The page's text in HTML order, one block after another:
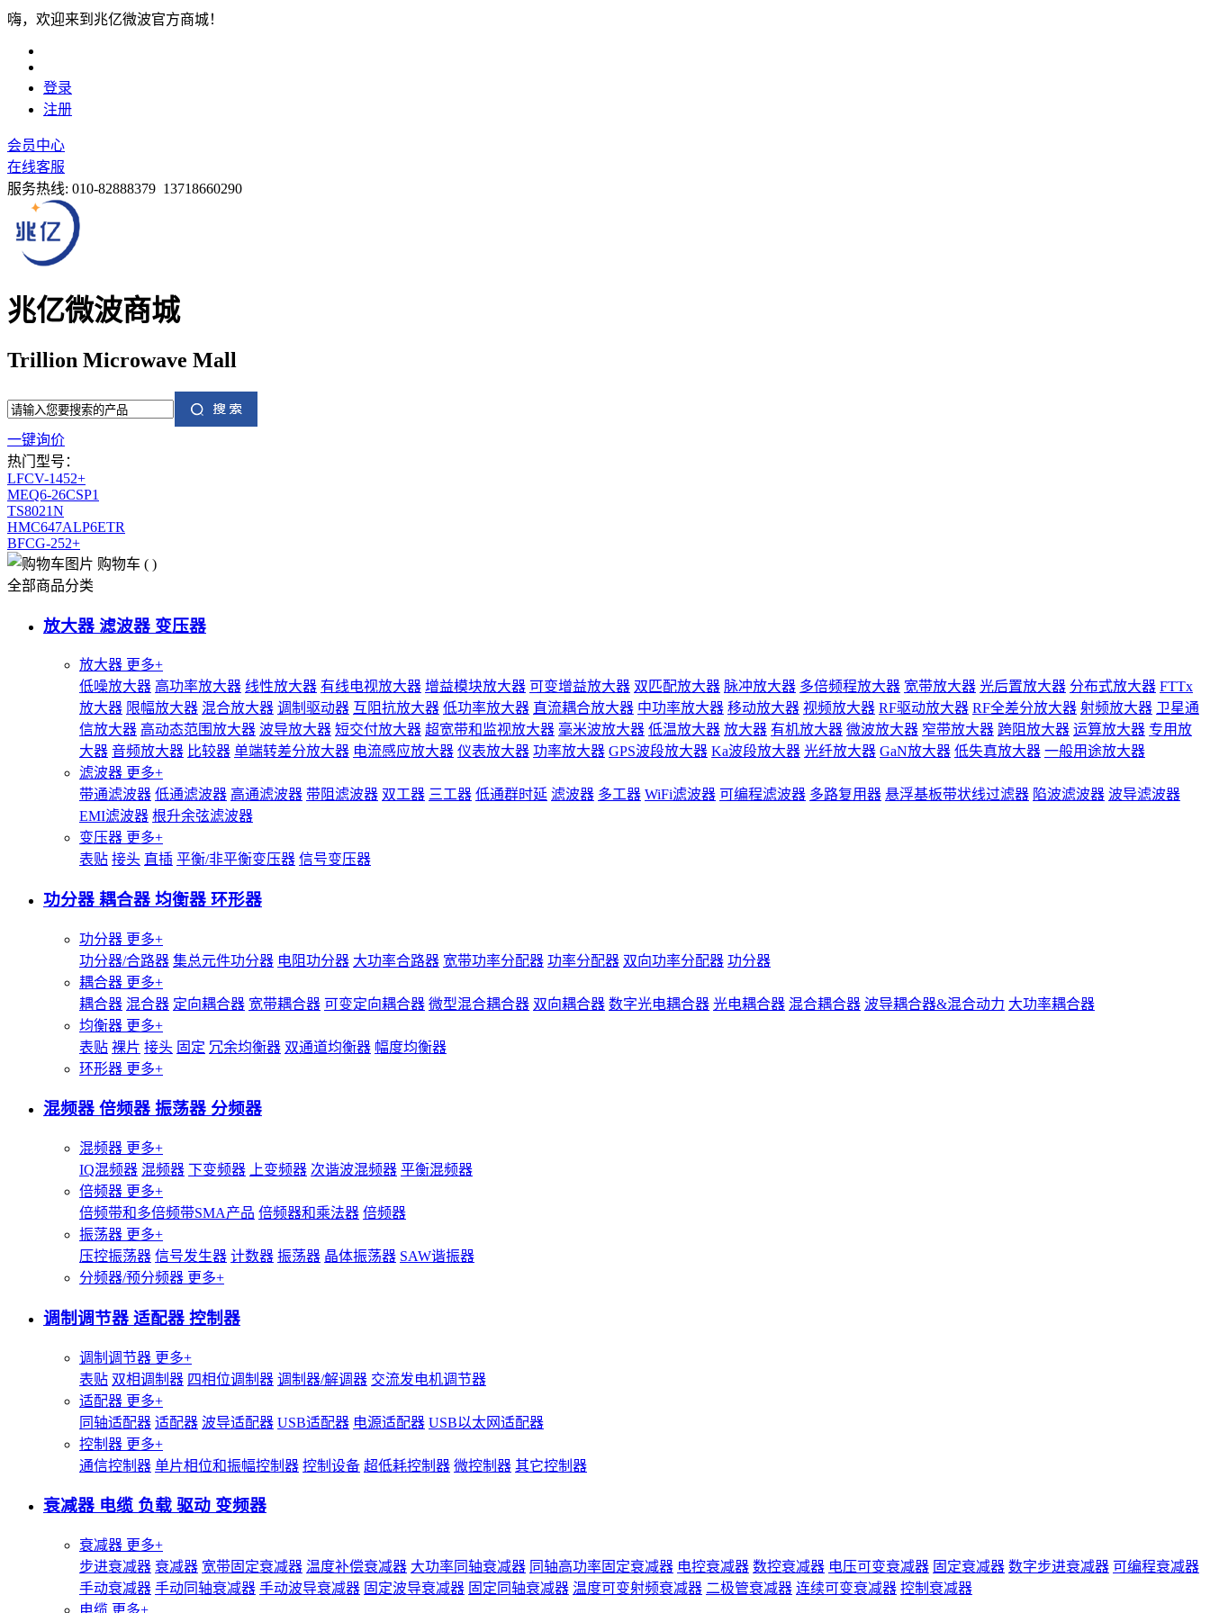
嗨，欢迎来到兆亿微波官方商城！
登录
注册
会员中心
在线客服
服务热线: 010-82888379 13718660290
兆亿微波商城
Trillion Microwave Mall
一键询价
热门型号：
LFCV-1452+
MEQ6-26CSP1
TS8021N
HMC647ALP6ETR
BFCG-252+
购物车 ( )
全部商品分类
放大器 滤波器 变压器
放大器 更多+
低噪放大器 高功率放大器 线性放大器 有线电视放大器 增益模块放大器 可变增益放大器 双匹配放大器 脉冲放大器 多倍频程放大器 宽带放大器 光后置放大器 分布式放大器 FTTx
放大器 限幅放大器 混合放大器 调制驱动器 互阻抗放大器 低功率放大器 直流耦合放大器 中功率放大器 移动放大器 视频放大器 RF驱动放大器 RF全差分放大器 射频放大器 卫星通
信放大器 高动态范围放大器 波导放大器 短交付放大器 超宽带和监视放大器 毫米波放大器 低温放大器 放大器 有机放大器 微波放大器 窄带放大器 跨阻放大器 运算放大器 专用放
大器 音频放大器 比较器 单端转差分放大器 电流感应放大器 仪表放大器 功率放大器 GPS波段放大器 Ka波段放大器 光纤放大器 GaN放大器 低失真放大器 一般用途放大器
滤波器 更多+
带通滤波器 低通滤波器 高通滤波器 带阻滤波器 双工器 三工器 低通群时延 滤波器 多工器 WiFi滤波器 可编程滤波器 多路复用器 悬浮基板带状线过滤器 陷波滤波器 波导滤波器
EMI滤波器 根升余弦滤波器
变压器 更多+
表贴 接头 直插 平衡/非平衡变压器 信号变压器
功分器 耦合器 均衡器 环形器
功分器 更多+
功分器/合路器 集总元件功分器 电阻功分器 大功率合路器 宽带功率分配器 功率分配器 双向功率分配器 功分器
耦合器 更多+
耦合器 混合器 定向耦合器 宽带耦合器 可变定向耦合器 微型混合耦合器 双向耦合器 数字光电耦合器 光电耦合器 混合耦合器 波导耦合器&混合动力 大功率耦合器
均衡器 更多+
表贴 裸片 接头 固定 冗余均衡器 双通道均衡器 幅度均衡器
环形器 更多+
混频器 倍频器 振荡器 分频器
混频器 更多+
IQ混频器 混频器 下变频器 上变频器 次谐波混频器 平衡混频器
倍频器 更多+
倍频带和多倍频带SMA产品 倍频器和乘法器 倍频器
振荡器 更多+
压控振荡器 信号发生器 计数器 振荡器 晶体振荡器 SAW谐振器
分频器/预分频器 更多+
调制调节器 适配器 控制器
调制调节器 更多+
表贴 双相调制器 四相位调制器 调制器/解调器 交流发电机调节器
适配器 更多+
同轴适配器 适配器 波导适配器 USB适配器 电源适配器 USB以太网适配器
控制器 更多+
通信控制器 单片相位和振幅控制器 控制设备 超低耗控制器 微控制器 其它控制器
衰减器 电缆 负载 驱动 变频器
衰减器 更多+
步进衰减器 衰减器 宽带固定衰减器 温度补偿衰减器 大功率同轴衰减器 同轴高功率固定衰减器 电控衰减器 数控衰减器 电压可变衰减器 固定衰减器 数字步进衰减器 可编程衰减器
手动衰减器 手动同轴衰减器 手动波导衰减器 固定波导衰减器 固定同轴衰减器 温度可变射频衰减器 二极管衰减器 连续可变衰减器 控制衰减器
电缆 更多+